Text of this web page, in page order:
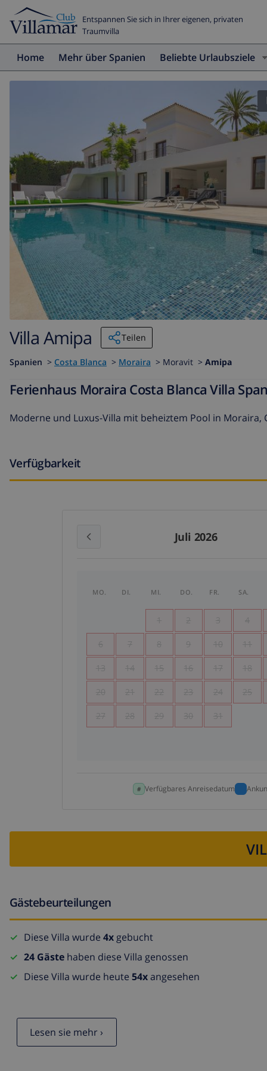
Entspannen Sie sich in Ihrer eigenen, privaten
Traumvilla
Home Mehr über Spanien Beliebte Urlaubsziele
Villa Amipa Teilen
Spanien > Costa Blanca > Moraira > Moravit > Amipa
Ferienhaus Moraira Costa Blanca Villa
Moderne und Luxus-Villa mit beheiztem Pool in Moraira,
Verfügbarkeit
Juli 2026
MO. DI. MI. DO. FR. SA.
1 2 3 4
6 7 8 9 10 11
13 14 15 16 17 18
20 21 22 23 24 25
27 28 29 30 31
Verfügbares Anreisedatum
Gästebeurteilungen
Diese Villa wurde 4x gebucht
24 Gäste haben diese Villa genossen
Diese Villa wurde heute 54xangesehen
Lesen sie mehr ›